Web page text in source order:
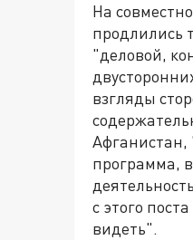
На
продлились
"деловой,
взгляды
Афганистан,
программа,
с этого
видеть".